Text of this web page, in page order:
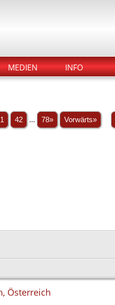
MEDIEN INFO
42 ... 78» Vorwärts»
Österreich